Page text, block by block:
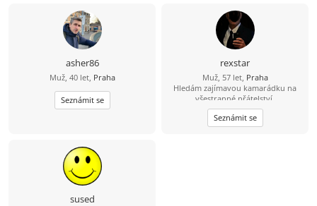
život než dobrodružství, ale občas
rád vykročím mimo svou komfortní
zónu. Hledám dlouhodobý,
monogamní vztah založený na
otevřené komunikaci. Na zájmech
nezáleží, hlavní je shoda v
hodnotách. Umím si představit život
s dětmi i bez nich. Nemám zvíře,
mám je rád.
asher86
Muž, 40 let, Praha
Seznámit se
rexstar
Muž, 57 let, Praha
Hledám zajímavou kamarádku na
všestranné přátelství.
Seznámit se
sused